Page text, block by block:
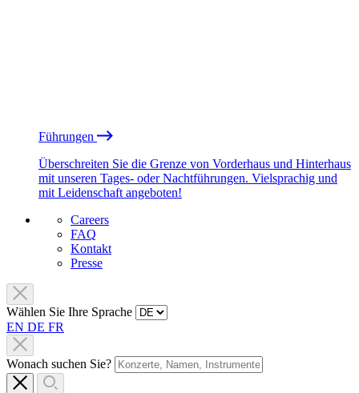
Führungen
Überschreiten Sie die Grenze von Vorderhaus und Hinterhaus
mit unseren Tages- oder Nachtführungen. Vielsprachig und
mit Leidenschaft angeboten!
Careers
FAQ
Kontakt
Presse
Wählen Sie Ihre Sprache
EN DE FR
Wonach suchen Sie?